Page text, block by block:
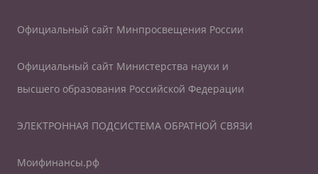
Официальный сайт Минпросвещения России
Официальный сайт Министерства науки и
высшего образования Российской Федерации
ЭЛЕКТРОННАЯ ПОДСИСТЕМА ОБРАТНОЙ СВЯЗИ
Моифинансы.рф